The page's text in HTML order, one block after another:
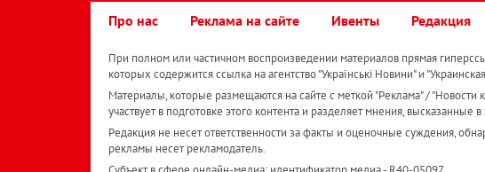
Про нас Реклама на сайте Ивенты Редакция
При полном или частичном воспроизведении материалов прямая
которых содержится ссылка на агентство "Українськi Новини" и
Материалы, которые размещаются на сайте с меткой "Реклама" /
участвует в подготовке этого контента и разделяет мнения, высказанные
Редакция не несет ответственности за факты и оценочные суждения,
рекламы несет рекламодатель.